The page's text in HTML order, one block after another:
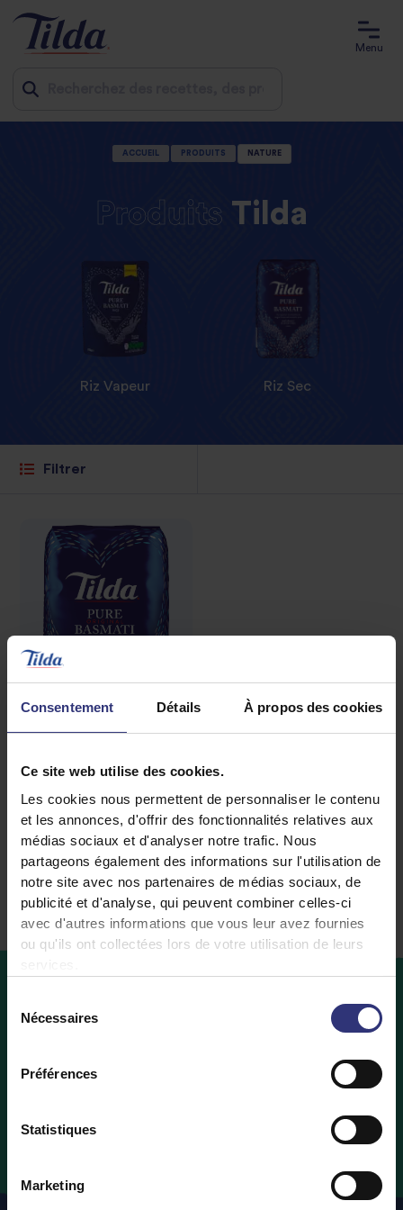
Consentement Détails À propos des cookies
Ce site web utilise des cookies.
Les cookies nous permettent de personnaliser le contenu
et les annonces, d'offrir des fonctionnalités relatives aux
médias sociaux et d'analyser notre trafic. Nous
partageons également des informations sur l'utilisation de
notre site avec nos partenaires de médias sociaux, de
publicité et d'analyse, qui peuvent combiner celles-ci
avec d'autres informations que vous leur avez fournies
ou qu'ils ont collectées lors de votre utilisation de leurs
Nécessaires
Préférences
Statistiques
Marketing
Menu
ACCUEIL PRODUITS NATURE
Produits Tilda
Riz Vapeur Riz Sec
Filtrer
Riz Pure Basmati
Riz Sec
Vous souhaitez acheter des produits Tilda Rice ?
Découvrez ci-dessous les détaillants qui proposent